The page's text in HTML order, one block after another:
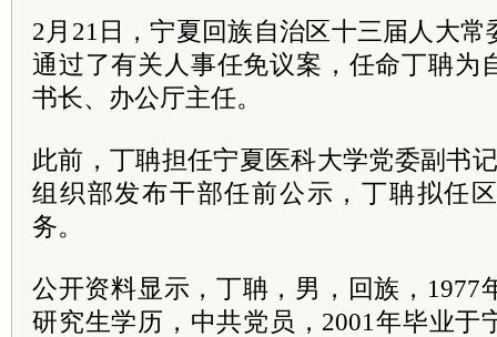
2月21日，宁夏回族自治区十三届 人大常
通过了有关人事任免议案，任命丁聃为
书长、办公厅主任。
此前，丁聃担任宁夏医科大学党委副书
组织部发布干部任前公示，丁聃拟任
务。
公开资料显示，丁聃，男，回族，1977
研究生学历， 中共党员 ，2001年毕业